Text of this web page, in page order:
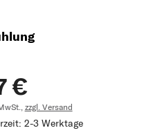
€
zzgl. Versand
2-3 Werktage